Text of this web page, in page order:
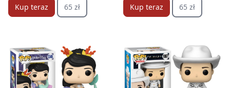
Kup teraz 65 zł Kup teraz 65 zł